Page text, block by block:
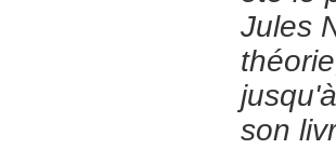
Jules
son